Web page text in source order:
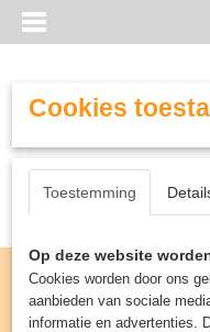
Cookies
Toestemming
Op deze website
Cookies worden door ons
aanbieden van sociale
informatie en advertenties.